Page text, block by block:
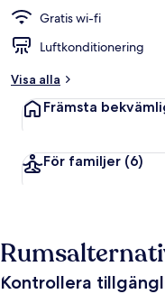
Gratis wi-fi
Luftkonditionering
Visa alla
Främsta
För familjer (6)
Kontrollera